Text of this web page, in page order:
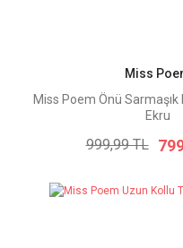
Miss
Miss Poem Önü
Ekru
999,99 TL